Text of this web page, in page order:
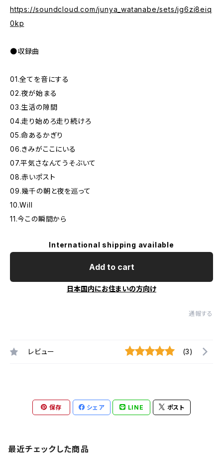
https://soundcloud.com/junya_watanabe/sets/jg6zi8eiq
0kp
●収録曲
01.全てを音にする
02.夜が始まる
03.生活の隙間
04.走り始めろ走り続けろ
05.命あるかぎり
06.きみがここにいる
07.平気さなんてうそぶいて
08.赤いポスト
09.幾千の朝と夜を巡って
10.Will
11.今この瞬間から
International shipping available
Add to cart
日本国内にお住まいの方向け
通報する
レビュー (3)
保存 シェア LINE ポスト
最近チェックした商品